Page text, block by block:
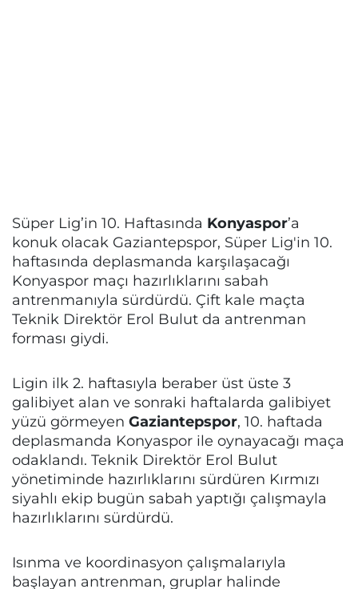
Süper Lig’in 10. Haftasında Konyaspor’a
konuk olacak Gaziantepspor, Süper Lig'in 10.
haftasında deplasmanda karşılaşacağı
Konyaspor maçı hazırlıklarını sabah
antrenmanıyla sürdürdü. Çift kale maçta
Teknik Direktör Erol Bulut da antrenman
forması giydi.
Ligin ilk 2. haftasıyla beraber üst üste 3
galibiyet alan ve sonraki haftalarda galibiyet
yüzü görmeyen Gaziantepspor, 10. haftada
deplasmanda Konyaspor ile oynayacağı maça
odaklandı. Teknik Direktör Erol Bulut
yönetiminde hazırlıklarını sürdüren Kırmızı
siyahlı ekip bugün sabah yaptığı çalışmayla
hazırlıklarını sürdürdü.
Isınma ve koordinasyon çalışmalarıyla
başlayan antrenman, gruplar halinde